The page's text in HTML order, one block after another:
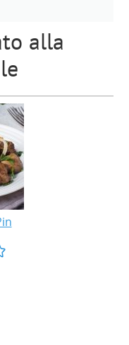
alla